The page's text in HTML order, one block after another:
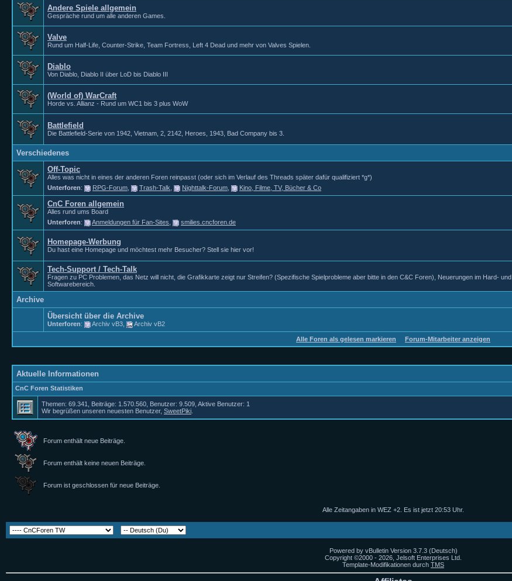
Andere Spiele allgemein
Gespräche rund um alle anderen Games.
Valve
Rund um Half-Life, Counter-Strike, Team Fortress, Left 4 Dead und mehr von Valves Spielen.
Diablo
Von Diablo, Diablo II über LoD bis Diablo III
(World of) WarCraft
Horde vs. Allianz - Rund um WC1 bis 3 plus WoW
Battlefield
Die Battlefield-Serie von 1942, Vietnam, 2, 2142, Heroes, 1943, Bad Company bis 3.
Verschiedenes
Off-Topic
Alles was nicht in eines der anderen Foren reinpasst (oder sich im Verlauf des Threads später dafür qualifiziert *g*)
Unterforen: RPG-Forum Trash-Talk Nighttalk-Forum Kino, Filme, TV, Bücher & Co
CnC Foren allgemein
Alles rund ums Board
Unterforen: Anmeldungen für Fan-Sites smilies.cncforen.de
Homepage-Werbung
Du hast eine Homepage und möchtest mehr Besucher? Stell sie hier vor!
Tech-Support / Tech-Talk
Fragen zu PC Problemen, das Netz will nicht, die Grafikkarte zeigt nur Streifen? (Spezifische Spielprobleme aber bitte in den C&C Foren), Neuerungen im Hard- und
Softwarebereich.
Archive
Übersicht über die Archive
Unterforen: Archiv vB3 Archiv vB2
Alle Foren als gelesen markieren Forum-Mitarbeiter anzeigen
Aktuelle Informationen
CnC Foren Statistiken
Themen: 69.341, Beiträge: 1.570.560, Benutzer: 9.509, Aktive Benutzer: 1
Wir begrüßen unseren neuesten Benutzer, SweetPiki
Forum enthält neue Beiträge.
Forum enthält keine neuen Beiträge.
Forum ist geschlossen für neue Beiträge.
Alle Zeitangaben in WEZ +2. Es ist jetzt 20:53 Uhr.
Powered by vBulletin Version 3.7.3 (Deutsch)
Copyright ©2000 - 2026, Jelsoft Enterprises Ltd.
Template-Modifikationen durch TMS